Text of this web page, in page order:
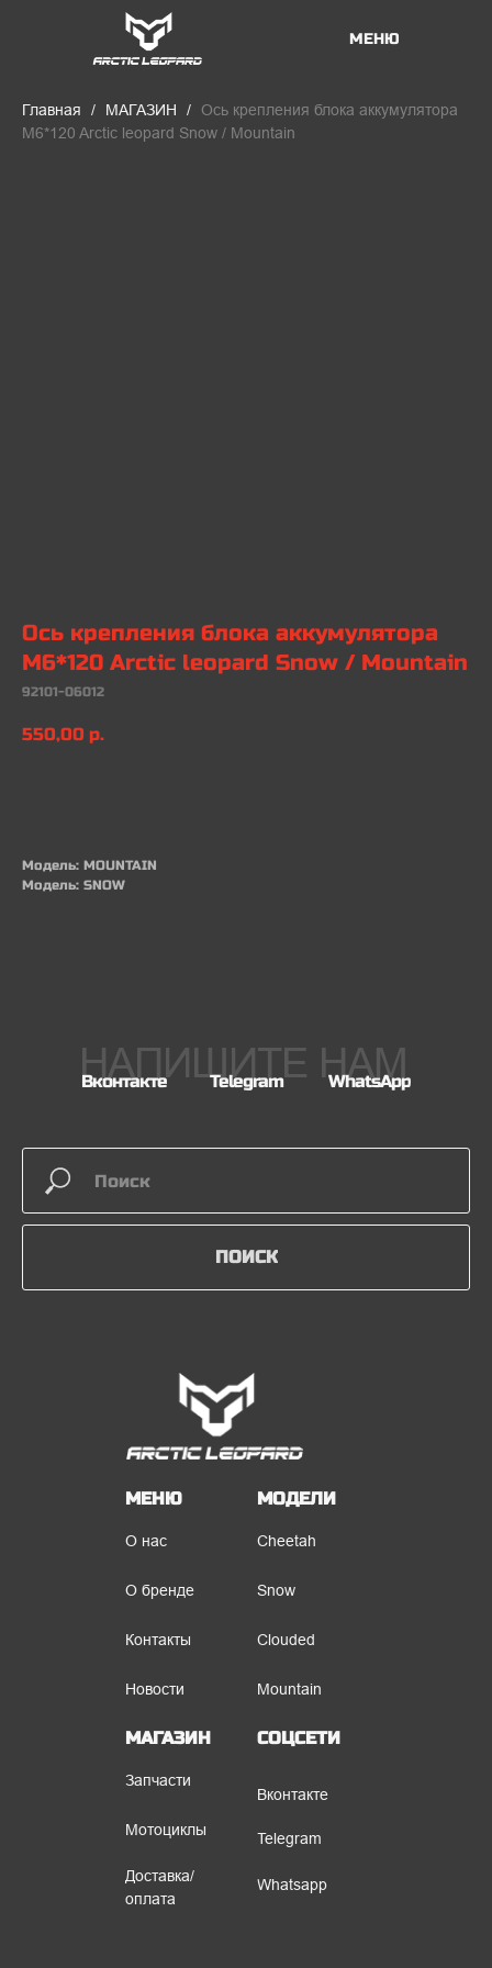
МЕНЮ
Главная МАГАЗИН
Ось крепления блока аккумулятора
M6*120 Arctic leopard Snow / Mountain
Ось крепления блока аккумулятора
M6*120 Arctic leopard Snow / Mountain
92101-06012
550,00 р.
Модель: MOUNTAIN
Модель: SNOW
НАПИШИТЕ НАМ
Вконтакте Telegram WhatsApp
ПОИСК
Whatsapp
Telegram
Вконтакте
СОЦСЕТИ
Доставка/
оплата
Мотоциклы
Запчасти
МАГАЗИН
Mountain
Clouded
Snow
Cheetah
МОДЕЛИ
Новости
Контакты
О бренде
О нас
МЕНЮ